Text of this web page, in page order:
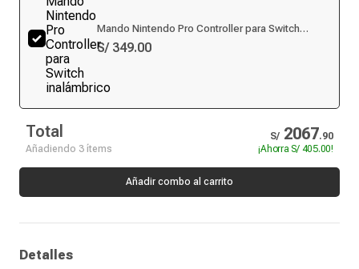
Mando Nintendo Pro Controller para Switch
inalámbrico
S/ 349.00
Total S/ 2067.90
Añadiendo 3 ítems
¡AhorraS/ 405.00!
Añadir combo al carrito
Detalles